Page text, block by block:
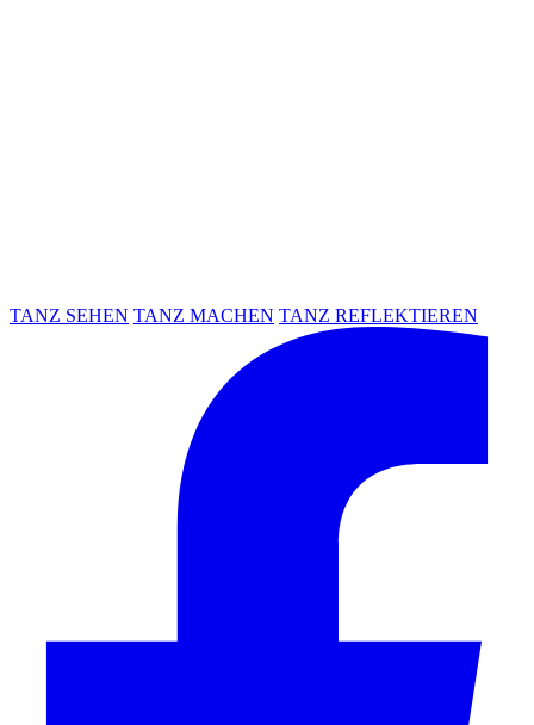
TANZ SEHEN TANZ MACHEN TANZ REFLEKTIEREN